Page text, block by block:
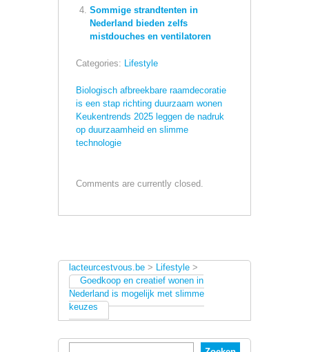
Sommige strandtenten in
Nederland bieden zelfs
mistdouches en ventilatoren
Categories: Lifestyle
Biologisch afbreekbare raamdecoratie
is een stap richting duurzaam wonen
Keukentrends 2025 leggen de nadruk
op duurzaamheid en slimme
technologie
Comments are currently closed.
lacteurcestvous.be > Lifestyle >
Goedkoop en creatief wonen in
Nederland is mogelijk met slimme
keuzes